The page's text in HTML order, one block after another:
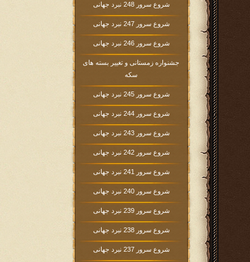
شروع سرور 248 نبرد جهانی
شروع سرور 247 نبرد جهانی
شروع سرور 246 نبرد جهانی
جشنواره زمستانی و تغییر بسته های
سکه
شروع سرور 245 نبرد جهانی
شروع سرور 244 نبرد جهانی
شروع سرور 243 نبرد جهانی
شروع سرور 242 نبرد جهانی
شروع سرور 241 نبرد جهانی
شروع سرور 240 نبرد جهانی
شروع سرور 239 نبرد جهانی
شروع سرور 238 نبرد جهانی
شروع سرور 237 نبرد جهانی